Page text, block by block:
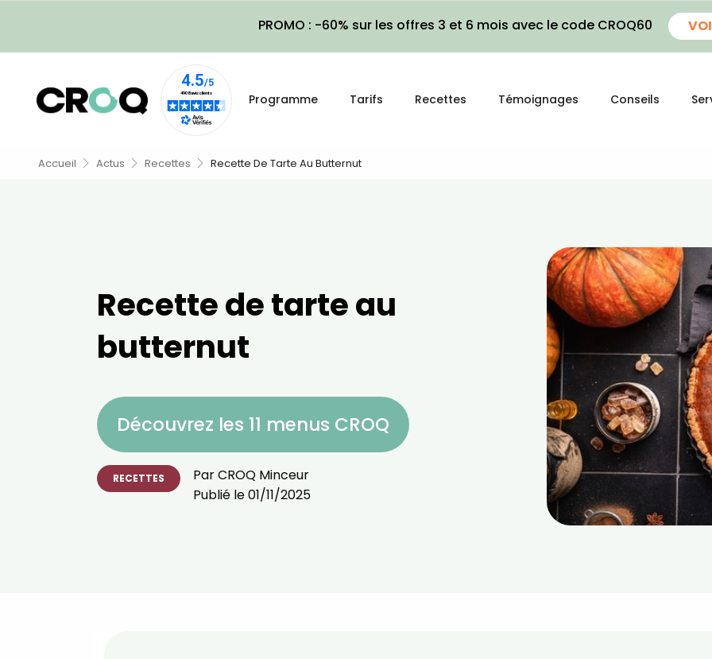
PROMO : -60% sur les offres 3 et 6 mois avec le code CROQ60
Programme Tarifs Recettes Témoignages Conseils
Accueil Actus Recettes Recette De Tarte Au Butternut
Recette de tarte au
butternut
Découvrez les 11 menus CROQ
RECETTES ParCROQ Minceur
Publié le01/11/2025